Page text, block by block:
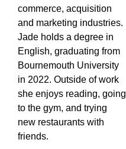
commerce, acquisition
and marketing industries.
Jade holds a degree in
English, graduating from
Bournemouth University
in 2022. Outside of work
she enjoys reading, going
to the gym, and trying
new restaurants with
friends.